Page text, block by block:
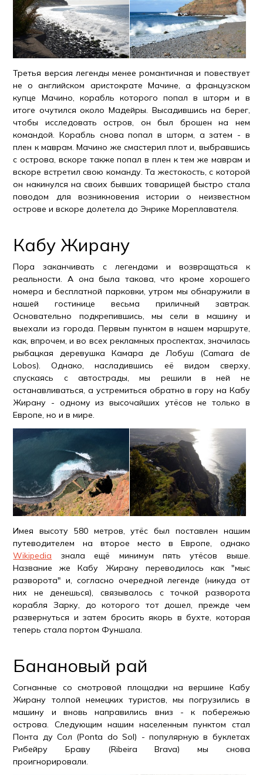
Третья версия легенды менее романтичная и повествует
не о английском аристократе Мачине, а французском
купце Мачино, корабль которого попал в шторм и в
итоге очутился около Мадейры. Высадившись на берег,
чтобы исследовать остров, он был брошен на нем
командой. Корабль снова попал в шторм, а затем - в
плен к маврам. Мачино же смастерил плот и, выбравшись
с острова, вскоре также попал в плен к тем же маврам и
вскоре встретил свою команду. Та жестокость, с которой
он накинулся на своих бывших товарищей быстро стала
поводом для возникновения истории о неизвестном
острове и вскоре долетела до Энрике Мореплавателя.
Кабу Жирану
Пора заканчивать с легендами и возвращаться к
реальности. А она была такова, что кроме хорошего
номера и бесплатной парковки, утром мы обнаружили в
нашей гостинице весьма приличный завтрак.
Основательно подкрепившись, мы сели в машину и
выехали из города. Первым пунктом в нашем маршруте,
как, впрочем, и во всех рекламных проспектах, значилась
рыбацкая деревушка Камара де Лобуш (Camara de
Lobos). Однако, насладившись её видом сверху,
спускаясь с автострады, мы решили в ней не
останавливаться, а устремиться обратно в гору на Кабу
Жирану - одному из высочайших утёсов не только в
Европе, но и в мире.
Имея высоту 580 метров, утёс был поставлен нашим
путеводителем на второе место в Европе, однако
Wikipedia знала ещё минимум пять утёсов выше.
Название же Кабу Жирану переводилось как "мыс
разворота" и, согласно очередной легенде (никуда от
них не денешься), связывалось с точкой разворота
корабля Зарку, до которого тот дошел, прежде чем
развернуться и затем бросить якорь в бухте, которая
теперь стала портом Фуншала.
Банановый рай
Согнанные со смотровой площадки на вершине Кабу
Жирану толпой немецких туристов, мы погрузились в
машину и вновь направились вниз - к побережью
острова. Следующим нашим населенным пунктом стал
Понта ду Сол (Ponta do Sol) - популярную в буклетах
Рибейру Браву (Ribeira Brava) мы снова
проигнорировали.